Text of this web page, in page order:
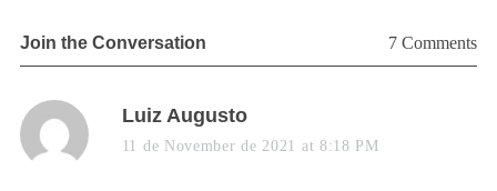
Join the Conversation 7 Comments
s
a
Luiz Augusto
11 de November de 2021 at 8:18 PM